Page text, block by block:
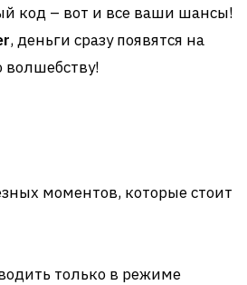
код – вот и все ваши шансы!
, деньги сразу появятся на
волшебству!
моментов, которые стоит
только в режиме